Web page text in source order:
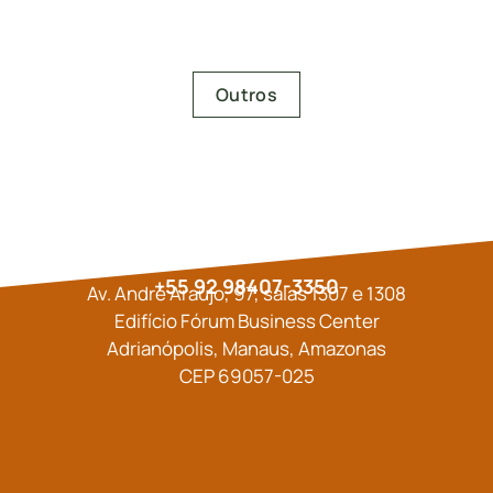
Outros
+55 92 98407-3350
Av. André Araújo, 97, salas 1307 e 1308
Edifício Fórum Business Center
Adrianópolis, Manaus, Amazonas
CEP 69057-025